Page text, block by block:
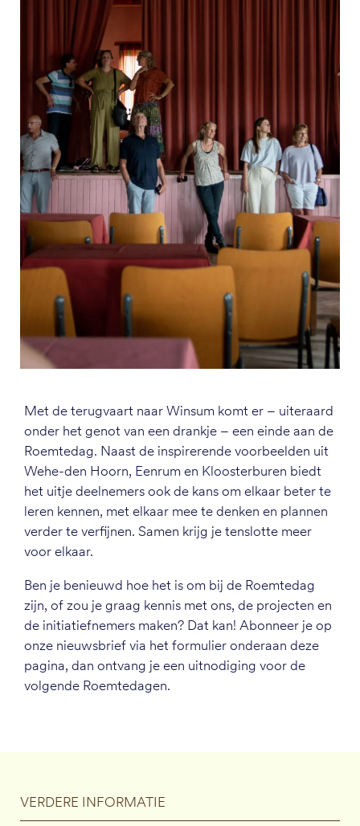
Met de terugvaart naar Winsum komt er – uiteraard
onder het genot van een drankje – een einde aan de
Roemtedag. Naast de inspirerende voorbeelden uit
Wehe-den Hoorn, Eenrum en Kloosterburen biedt
het uitje deelnemers ook de kans om elkaar beter te
leren kennen, met elkaar mee te denken en plannen
verder te verfijnen. Samen krijg je tenslotte meer
voor elkaar.
Ben je benieuwd hoe het is om bij de Roemtedag
zijn, of zou je graag kennis met ons, de projecten en
de initiatiefnemers maken? Dat kan! Abonneer je op
onze nieuwsbrief via het formulier onderaan deze
pagina, dan ontvang je een uitnodiging voor de
volgende Roemtedagen.
VERDERE INFORMATIE